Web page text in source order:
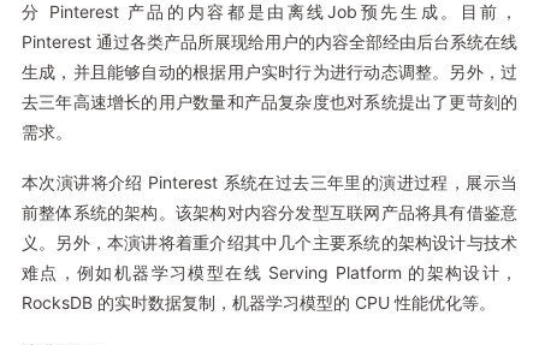
分 Pinterest 产品的内容都是由离线Job预先生成。目前，
Pinterest 通过各类产品所展现给用户的内容全部经由后台系统在线
生成，并且能够自动的根据用户实时行为进行动态调整。另外，过
去三年高速增长的用户数量和产品复杂度也对系统提出了更苛刻的
需求。
本次演讲将介绍 Pinterest 系统在过去三年里的演进过程，展示当
前整体系统的架构。该架构对内容分发型互联网产品将具有借鉴意
义。另外，本演讲将着重介绍其中几个主要系统的架构设计与技术
难点，例如机器学习模型在线 Serving Platform 的架构设计，
RocksDB 的实时数据复制，机器学习模型的 CPU 性能优化等。